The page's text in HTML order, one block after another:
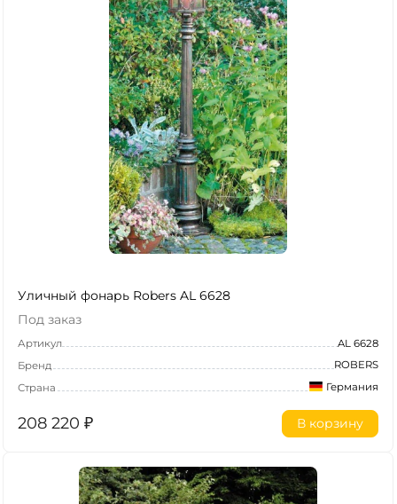
Уличный фонарь Robers AL 6628
Под заказ
Артикул
AL 6628
Бренд
ROBERS
Страна
Германия
208 220 ₽ В корзину